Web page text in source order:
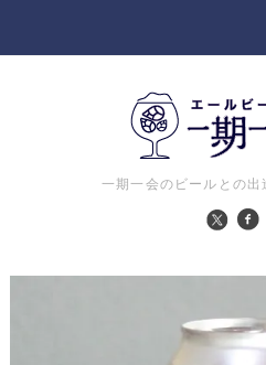
一期一会のビールとの出